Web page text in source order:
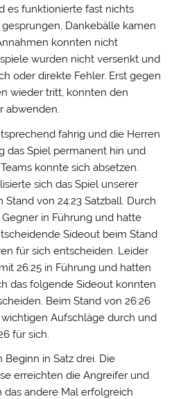
es funktionierte fast nichts
Dankebälle kamen
konnten nicht
wurden nicht versenkt und
oder direkte Fehler. Erst gegen
wieder tritt, konnten den
abwenden.
fahrig und die Herren
das Spiel permanent hin und
konnte sich absetzen.
sich das Spiel unserer
von 24:23 Satzball. Durch
in Führung und hatte
Sideout beim Stand
für sich entscheiden. Leider
26:25 in Führung und hatten
das folgende Sideout konnten
Beim Stand von 26:26
Aufschläge durch und
für sich.
in Satz drei. Die
erreichten die Angreifer und
andere Mal erfolgreich